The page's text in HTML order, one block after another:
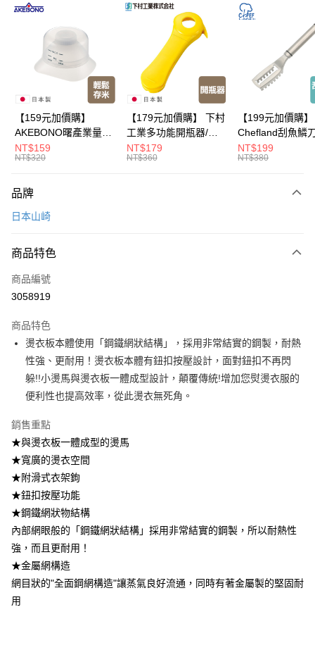
LINE Pay
Apple Pay
悠遊付
全盈+PAY
大哥付你分期
相關說明
2.付款方式選擇「大哥付你分期」，訂單成立後會自動跳轉到大哥付的交易
成交易。
4.訂單成立30分鐘內，如未前往確認交易或遇審核未通過，訂單將自動取
消。如遇「轉專審核」未通過狀況，表示未達大哥付你分期系統評分，恕無
【繳款方式說明】
1.分期款項不併入電信帳單，「大哥付你分期」於每月結算日後寄送繳費提
2.透過簡訊連結打開帳單後，可選擇「超商條碼／台灣大直營門市／銀行轉
【注意事項】
1.本服務係由「台灣大哥大股份有限公司」（以下簡稱本公司）所提供，讓
用戶於交易時，得透過本服務購買商品或服務，並由商店將買賣／分期付款
買賣價金債權讓與本公司後，依約使用本公司帳單繳交帳款。
資料（包含姓名、電話或地址）提供予台灣大哥大進項蒐集、處理及利用，
由本公司與您本人進行分期帳單所需資料之確認、核對及更正。
3.完整用戶服務條款，請詳閱以下連結：
運送方式
每筆NT$150，滿NT$499(含以上)免運費
【159元加價購】
AKEBONO曙產業量米
杯漏斗組(白)/量米杯/
米桶/量米用具/任二件8
NT$159
NT$320
【179元加價購】 下村
工業多功能開瓶器/開
瓶器/餐廚用品/料理道
具/任二件8折
NT$179
NT$360
【199元加價購】
Chefland刮魚鱗
魚鱗器/廚房用品/
道具/任二件8折
NT$199
NT$380
品牌
日本山崎
商品特色
商品編號
3058919
商品特色
燙衣板本體使用「鋼鐵網狀結構」，採用非常結實的鋼製，耐熱
性強、更耐用！燙衣板本體有鈕扣按壓設計，面對鈕扣不再閃
躲!!小燙馬與燙衣板一體成型設計，顛覆傳統!增加您熨燙衣服的
便利性也提高效率，從此燙衣無死角。
銷售重點
★與燙衣板一體成型的燙馬
★寬廣的燙衣空間
★附滑式衣架鉤
★鈕扣按壓功能
★鋼鐵網狀物結構
內部網眼般的「鋼鐵網狀結構」採用非常結實的鋼製，所以耐熱性
強，而且更耐用！
★金屬網構造
網目狀的"全面鋼網構造"讓蒸氣良好流通，同時有著金屬製的堅固耐
用